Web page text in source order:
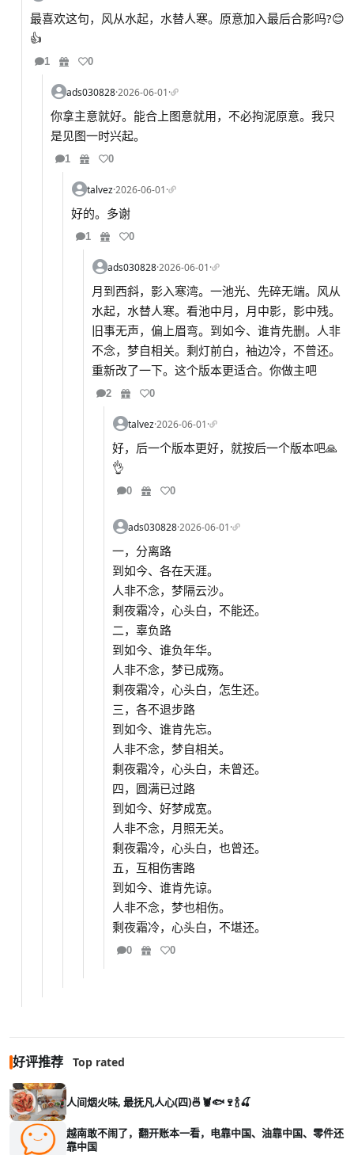
最喜欢这句，风从水起，水替人寒。原意加入最后合影吗?😊
👍
1 0
ads030828·2026-06-01·
你拿主意就好。能合上图意就用，不必拘泥原意。我只
是见图一时兴起。
1 0
talvez·2026-06-01·
好的。多谢
1 0
ads030828·2026-06-01·
月到西斜，影入寒湾。一池光、先碎无端。风从
水起，水替人寒。看池中月，月中影，影中残。
旧事无声，偏上眉弯。到如今、谁肯先删。人非
不念，梦自相关。剩灯前白，袖边冷，不曾还。
重新改了一下。这个版本更适合。你做主吧
2 0
talvez·2026-06-01·
好，后一个版本更好，就按后一个版本吧🙏
👌
0 0
ads030828·2026-06-01·
一，分离路
到如今、各在天涯。
人非不念，梦隔云沙。
剩夜霜冷，心头白，不能还。
二，辜负路
到如今、谁负年华。
人非不念，梦已成殇。
剩夜霜冷，心头白，怎生还。
三，各不退步路
到如今、谁肯先忘。
人非不念，梦自相关。
剩夜霜冷，心头白，未曾还。
四，圆满已过路
到如今、好梦成宽。
人非不念，月照无关。
剩夜霜冷，心头白，也曾还。
五，互相伤害路
到如今、谁肯先谅。
人非不念，梦也相伤。
剩夜霜冷，心头白，不堪还。
0 0
好评推荐 Top rated
人间烟火味, 最抚凡人心(四)🍜🦞🐟🍷🍾🍒
越南敢不闹了，翻开账本一看，电靠中国、油靠中国、零件还
靠中国